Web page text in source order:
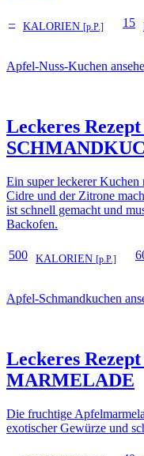
– KALORIEN [p.P.] 15
Apfel-Nuss-Kuchen
Leckeres
Ein super leckerer
Cidre und der Zitrone
ist schnell gemacht und
Backofen.
500 KALORIEN [p.P.]
Apfel-Schmandkuchen
Leckeres
MARMELADE
Die fruchtige
exotischer Gewürze und